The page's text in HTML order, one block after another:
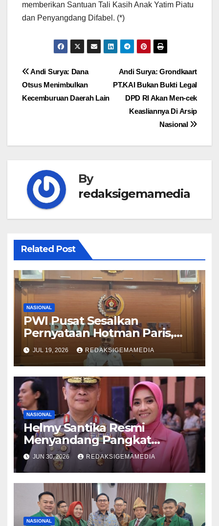
memberikan Santuan Tali Kasih Anak Yatim Piatu
dan Penyangdang Difabel. (*)
Navigasi
pos
Andi Surya: Grondkaart
PT.KAI Bukan Bukti Legal
DPD RI Akan Men-cek
Keasliannya Di Arsip
Nasional
Andi Surya: Dana
Otsus Menimbulkan
Kecemburuan Daerah Lain
By
redaksigemamedia
Related Post
NASIONAL
PWI Pusat Sesalkan
Pernyataan Hotman Paris,
Minta Hormati Martabat
Wartawan dan Kemerdekaan
Pers
JUL 19, 2026 REDAKSIGEMAMEDIA
NASIONAL
Helmy Santika Resmi
Menyandang Pangkat
Bintang Tiga
JUN 30, 2026 REDAKSIGEMAMEDIA
NASIONAL